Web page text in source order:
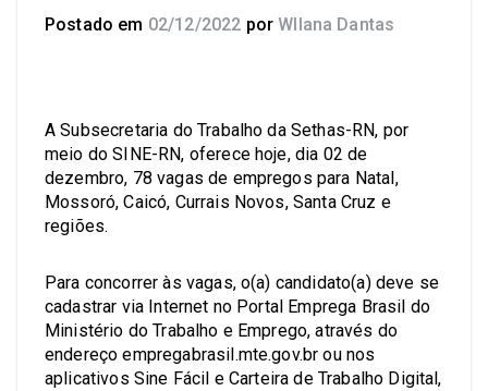
Postado em 02/12/2022 por Wllana Dantas
A Subsecretaria do Trabalho da Sethas-RN, por
meio do SINE-RN, oferece hoje, dia 02 de
dezembro, 78 vagas de empregos para Natal,
Mossoró, Caicó, Currais Novos, Santa Cruz e
regiões.
Para concorrer às vagas, o(a) candidato(a) deve se
cadastrar via Internet no Portal Emprega Brasil do
Ministério do Trabalho e Emprego, através do
endereço empregabrasil.mte.gov.br ou nos
aplicativos Sine Fácil e Carteira de Trabalho Digital,